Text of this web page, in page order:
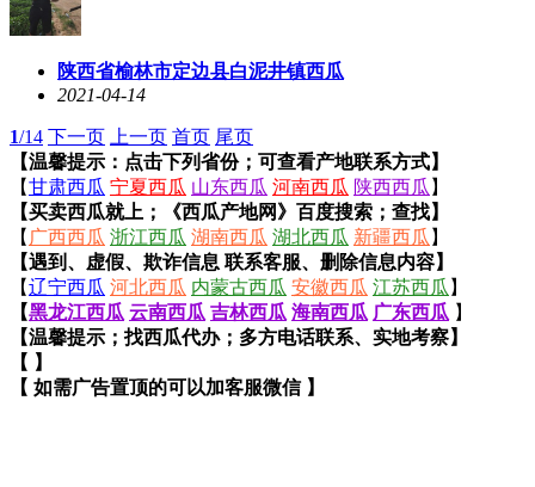
陕西省榆林市定边县白泥井镇西瓜
2021-04-14
1/14 下一页 上一页 首页 尾页
【温馨提示：点击下列省份；可查看产地联系方式】
【甘肃西瓜 宁夏西瓜 山东西瓜 河南西瓜 陕西西瓜 】
【买卖西瓜就上；《西瓜产地网》百度搜索；查找】
【 广西西瓜 浙江西瓜 湖南西瓜 湖北西瓜 新疆西瓜 】
【遇到、虚假、欺诈信息 联系客服、删除信息内容】
【辽宁西瓜 河北西瓜 内蒙古西瓜 安徽西瓜 江苏西瓜 】
【黑龙江西瓜 云南西瓜 吉林西瓜 海南西瓜 广东西瓜 】
【温馨提示；找西瓜代办；多方电话联系、实地考察】
【 】
【 如需广告置顶的可以加客服微信 】